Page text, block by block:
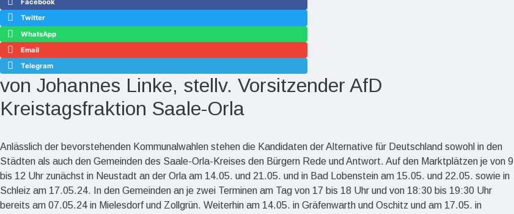
Facebook
Twitter
WhatsApp
Email
Telegram
von Johannes Linke, stellv. Vorsitzender AfD
Kreistagsfraktion Saale-Orla
Anlässlich der bevorstehenden Kommunalwahlen stehen die Kandidaten der Alternative für Deutschland sowohl in den
Städten als auch den Gemeinden des Saale-Orla-Kreises den Bürgern Rede und Antwort. Auf den Marktplätzen je von 9
bis 12 Uhr zunächst in Neustadt an der Orla am 14.05. und 21.05. und in Bad Lobenstein am 15.05. und 22.05. sowie in
Schleiz am 17.05.24. In den Gemeinden an je zwei Terminen am Tag von 17 bis 18 Uhr und von 18:30 bis 19:30 Uhr
bereits am 07.05.24 in Mielesdorf und Zollgrün. Weiterhin am 14.05. in Gräfenwarth und Oschitz und am 17.05. in